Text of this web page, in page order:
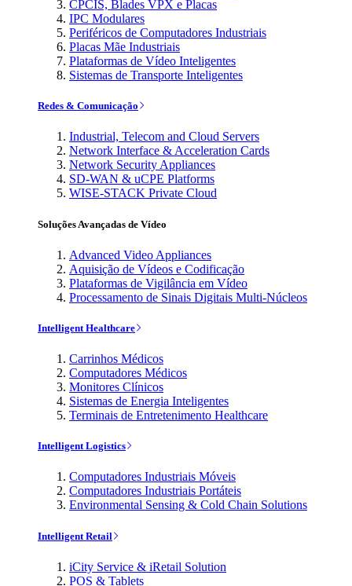
CPCIS, Blades VPX e Placas
IPC Modulares
Periféricos de Computadores Industriais
Placas Mãe Industriais
Plataformas de Vídeo Inteligentes
Sistemas de Transporte Inteligentes
Redes & Comunicação
Industrial, Telecom and Cloud Servers
Network Interface & Acceleration Cards
Network Security Appliances
SD-WAN & uCPE Platforms
WISE-STACK Private Cloud
Soluções Avançadas de Vídeo
Advanced Video Appliances
Aquisição de Vídeos e Codificação
Plataformas de Vigilância em Vídeo
Processamento de Sinais Digitais Multi-Núcleos
Intelligent Healthcare
Carrinhos Médicos
Computadores Médicos
Monitores Clínicos
Sistemas de Energia Inteligentes
Terminais de Entretenimento Healthcare
Intelligent Logistics
Computadores Industriais Móveis
Computadores Industriais Portáteis
Environmental Sensing & Cold Chain Solutions
Intelligent Retail
iCity Service & iRetail Solution
POS & Tablets